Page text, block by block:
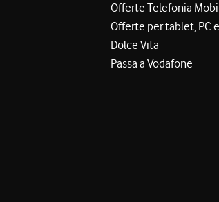
Offerte Telefonia
Offerte per tablet, PC
Dolce Vita
Passa a Vodafone